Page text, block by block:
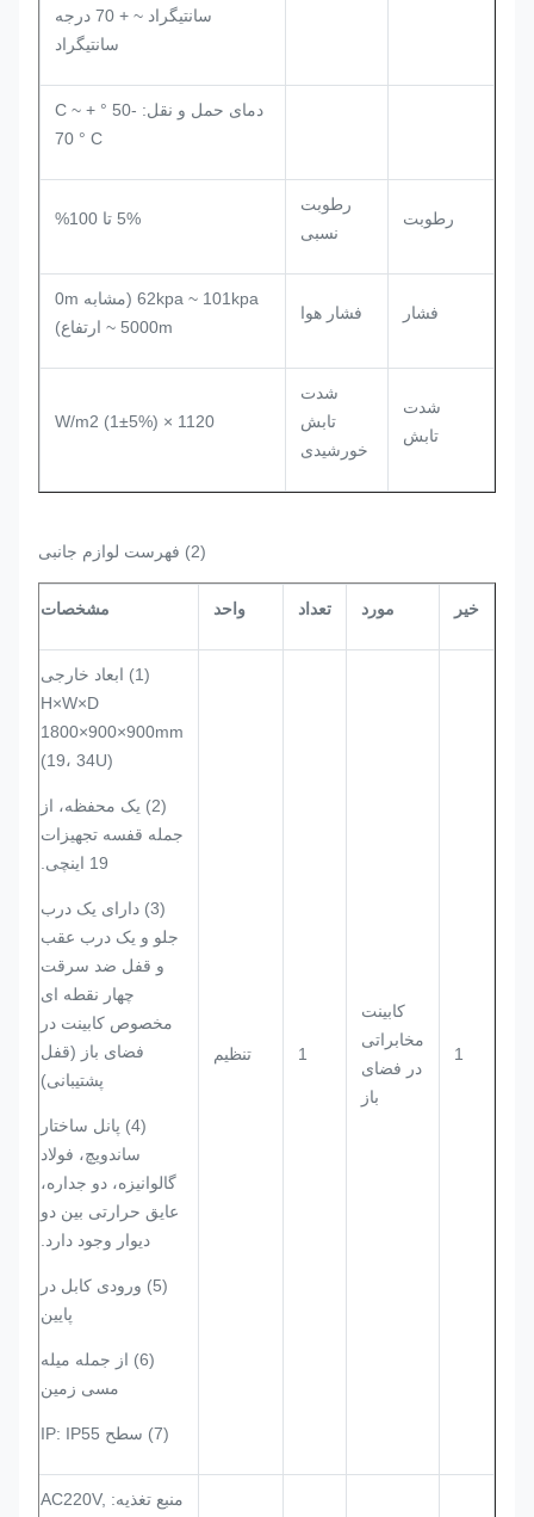
سانتیگراد ~ + 70 درجه
سانتیگراد
دمای حمل و نقل: -50 ° C ~ +
70 ° C
رطوبت
رطوبت
نسبی
5% تا 100%
فشار فشار هوا
62kpa ~ 101kpa (مشابه 0m
~ 5000m ارتفاع)
شدت
تابش
شدت
تابش
خورشیدی
1120 × (1±5%) W/m2
(2) فهرست لوازم جانبی
خیر مورد تعداد واحد مشخصات
1
کابینت
مخابراتی
در فضای
باز
1 تنظیم
(1) ابعاد خارجی
H×W×D
1800×900×900mm
(19، 34U)
(2) یک محفظه، از
جمله قفسه تجهیزات
19 اینچی.
(3) دارای یک درب
جلو و یک درب عقب
و قفل ضد سرقت
چهار نقطه ای
مخصوص کابینت در
فضای باز (قفل
پشتیبانی)
(4) پانل ساختار
ساندویچ، فولاد
گالوانیزه، دو جداره،
عایق حرارتی بین دو
دیوار وجود دارد.
(5) ورودی کابل در
پایین
(6) از جمله میله
مسی زمین
(7) سطح IP: IP55
منبع تغذیه: AC220V,